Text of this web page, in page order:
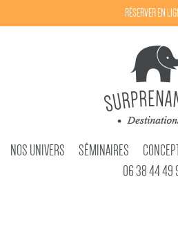
RÉSERVER EN
NOS UNIVERS SÉMINAIRES
06 38 44 49